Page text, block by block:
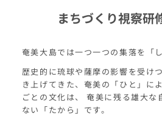
まちづくり視察研
奄美大島では一つ一つの集落を「
歴史的に琉球や薩摩の影響を受け
き上げてきた、奄美の「ひと」に
ごとの文化は、 奄美に残る雄大な
ない「たから」です。